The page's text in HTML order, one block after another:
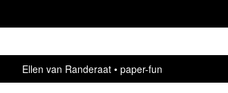
Ellen van Randeraat paper-fun